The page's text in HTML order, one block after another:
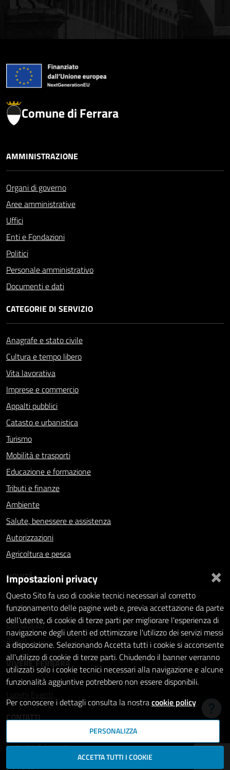
Comune di Ferrara
AMMINISTRAZIONE
Organi di governo
Aree amministrative
Uffici
Enti e Fondazioni
Politici
Personale amministrativo
Documenti e dati
CATEGORIE DI SERVIZIO
Anagrafe e stato civile
Cultura e tempo libero
Vita lavorativa
Imprese e commercio
Appalti pubblici
Catasto e urbanistica
Turismo
Mobilità e trasporti
Educazione e formazione
Tributi e finanze
Ambiente
Salute, benessere e assistenza
Autorizzazioni
Agricoltura e pesca
NOVITÀ
Notizie
Comunicati
Avvisi
VIVERE FERRARA
Luoghi
Eventi
CONTATTI
Comune di Ferrara
Piazza del Municipio, 2
×
Impostazioni privacy
Questo Sito fa uso di cookie tecnici necessari al corretto
funzionamento delle pagine web e, previa accettazione da parte
dell'utente, di cookie di terze parti per migliorare l'esperienza di
navigazione degli utenti ed ottimizzare l'utilizzo dei servizi messi
a disposizione. Selezionando Accetta tutti i cookie si acconsente
all'utilizzo di cookie di terze parti. Chiudendo il banner verranno
utilizzati solo i cookie tecnici necessari alla navigazione e alcune
funzionalità aggiuntive potrebbero non essere disponibili.
Per conoscere i dettagli consulta la nostracookie policy
PERSONALIZZA
ACCETTA TUTTI I COOKIE
Hai